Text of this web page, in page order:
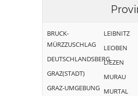
Hofstätten an
Puch bei Weiz
Ratten
BRUCK-
MÜRZZUSCHLAG
DEUTSCHLANDSBERG
GRAZ(STADT)
GRAZ-UMGEBUNG
LEIBNITZ
LEOBEN
LIEZEN
MURAU
MURTAL